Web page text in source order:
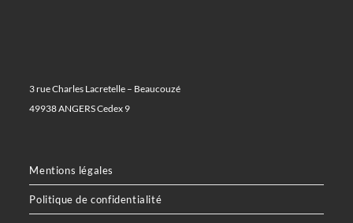
3 rue Charles Lacretelle – Beaucouzé
49938 ANGERS Cedex 9
Mentions légales
Politique de confidentialité